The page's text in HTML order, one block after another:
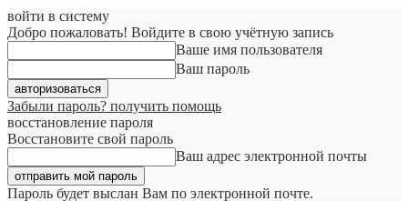
войти в систему
Добро пожаловать! Войдите в свою учётную запись
Ваше имя пользователя
Ваш пароль
Забыли пароль? получить помощь
восстановление пароля
Восстановите свой пароль
Ваш адрес электронной почты
Пароль будет выслан Вам по электронной почте.